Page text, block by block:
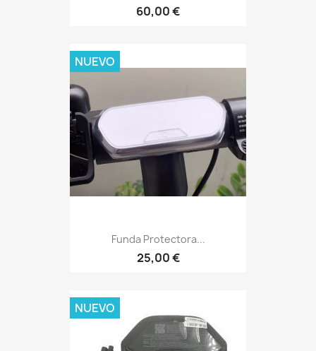
60,00 €
Funda Protectora...
25,00 €
NUEVO
NUEVO